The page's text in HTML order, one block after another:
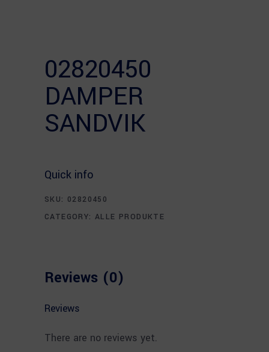
02820450
DAMPER
SANDVIK
Quick info
SKU: 02820450
CATEGORY:ALLE PRODUKTE
Reviews (0)
Reviews
There are no reviews yet.